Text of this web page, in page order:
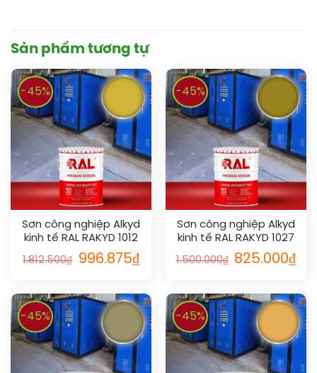
Sản phẩm tương tự
-45%
Sơn công nghiệp Alkyd
kinh tế RAL RAKYD 1012
1.812.500₫ 996.875₫
-45%
Sơn công nghiệp Alkyd
kinh tế RAL RAKYD 1027
1.500.000₫ 825.000₫
-45% -45%